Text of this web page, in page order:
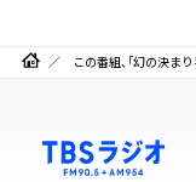
この番組、「幻の決ま